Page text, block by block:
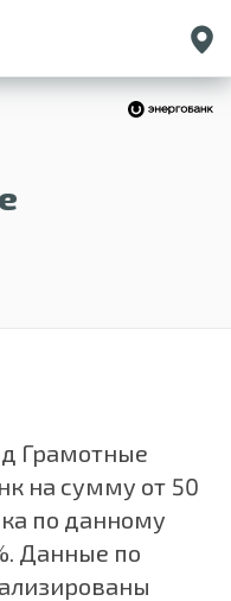
Санкт-Петербург
Екатеринбург
Грамотные
на сумму от 50
по данному
Данные по